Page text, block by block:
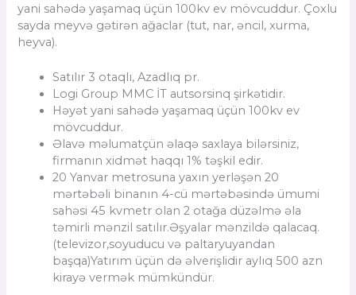
yani sahədə yaşamaq üçün 100kv ev mövcuddur. Çoxlu
sayda meyvə gətirən ağaclar (tut, nar, əncil, xurma,
heyva).
Satılır 3 otaqlı, Azadlıq pr.
Logi Group MMC İT autsorsinq şirkətidir.
Həyət yani sahədə yaşamaq üçün 100kv ev
mövcuddur.
Əlavə məlumatçün əlaqə saxlaya bilərsiniz,
firmanın xidmət haqqı 1% təşkil edir.
20 Yanvar metrosuna yaxın yerləşən 20
mərtəbəli binanın 4-cü mərtəbəsində ümumi
sahəsi 45 kvmetr olan 2 otağa düzəlmə əla
təmirli mənzil satılır.Əşyalar mənzildə qalacaq.
(televizor,soyuducu və paltaryuyandan
başqa)Yatırım üçün də əlverişlidir aylıq 500 azn
kirayə vermək mümkündür.